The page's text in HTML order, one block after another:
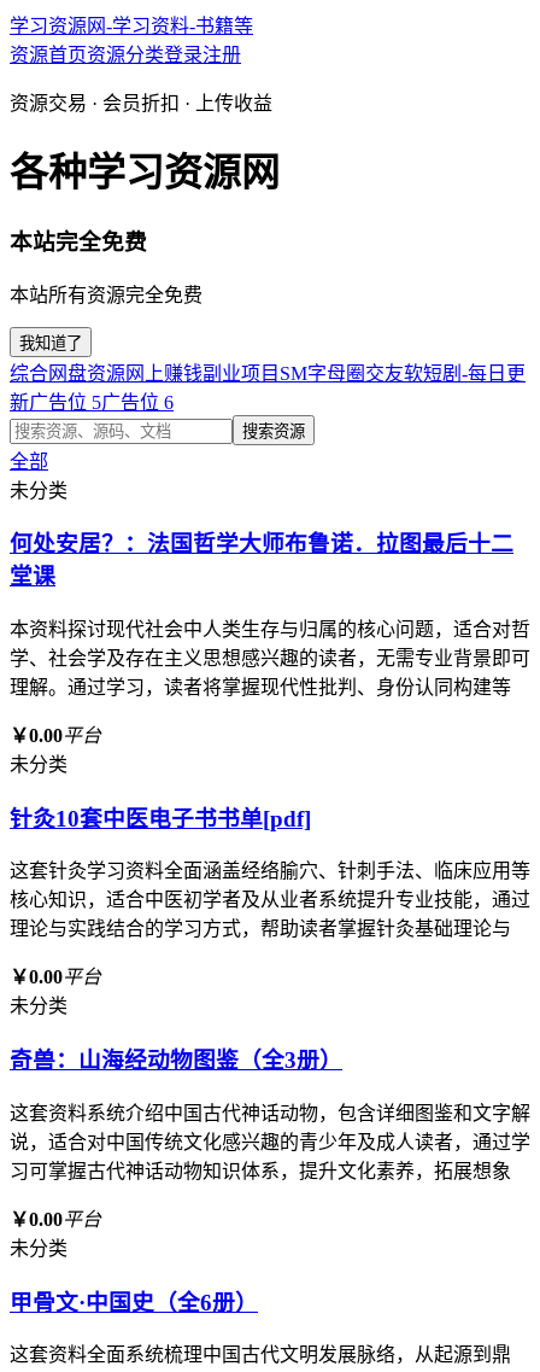
学习资源网-学习资料-书籍等
资源首页资源分类登录注册
资源交易 · 会员折扣 · 上传收益
各种学习资源网
本站完全免费
本站所有资源完全免费
我知道了
综合网盘资源 网上赚钱副业项目 SM字母圈交友软短剧-每日更
新广告位 5广告位 6
搜索资源
全部
未分类
何处安居？：法国哲学大师布鲁诺．拉图最后十二
堂课
本资料探讨现代社会中人类生存与归属的核心问题，适合对哲
学、社会学及存在主义思想感兴趣的读者，无需专业背景即可
理解。通过学习，读者将掌握现代性批判、身份认同构建等
￥0.00平台
未分类
针灸10套中医电子书书单[pdf]
这套针灸学习资料全面涵盖经络腧穴、针刺手法、临床应用等
核心知识，适合中医初学者及从业者系统提升专业技能，通过
理论与实践结合的学习方式，帮助读者掌握针灸基础理论与
￥0.00平台
未分类
奇兽：山海经动物图鉴（全3册）
这套资料系统介绍中国古代神话动物，包含详细图鉴和文字解
说，适合对中国传统文化感兴趣的青少年及成人读者，通过学
习可掌握古代神话动物知识体系，提升文化素养，拓展想象
￥0.00平台
未分类
甲骨文·中国史（全6册）
这套资料全面系统梳理中国古代文明发展脉络，从起源到鼎